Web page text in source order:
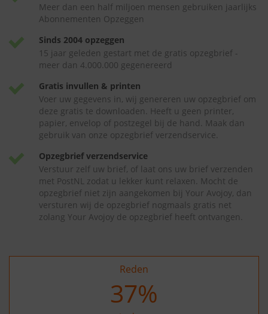
Meer dan een half miljoen mensen gebruiken jaarlijks
Abonnementen Opzeggen
Sinds 2004 opzeggen
15 jaar geleden gestart met de gratis opzegbrief -
meer dan 4.000.000 gegenereerd
Gratis invullen & printen
Voer uw gegevens in, wij genereren uw opzegbrief om
deze gratis te downloaden. Heeft u geen printer,
papier, envelop of postzegel bij de hand. Maak dan
gebruik van onze opzegbrief verzendservice.
Opzegbrief verzendservice
Verstuur zelf uw brief, of laat ons uw brief verzenden
met PostNL zodat u lekker kunt relaxen. Mocht de
opzegbrief niet zijn aangekomen bij Your Avojoy, dan
versturen wij de opzegbrief nogmaals gratis net
zolang Your Avojoy de opzegbrief heeft ontvangen.
Reden
37%